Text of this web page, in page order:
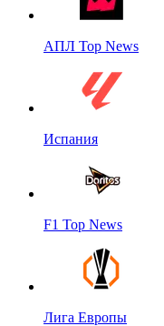
АПЛ Top News
Испания
F1 Top News
Лига Европы